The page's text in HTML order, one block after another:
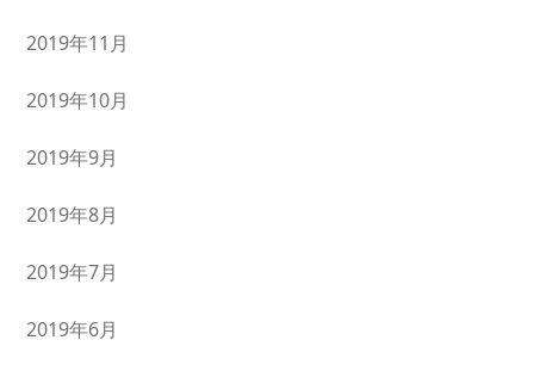
2019年11月
2019年10月
2019年9月
2019年8月
2019年7月
2019年6月